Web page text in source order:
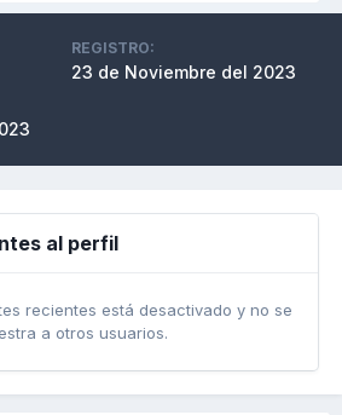
REGISTRO:
23 de Noviembre del 2023
al perfil
recientes está desactivado y no se
a otros usuarios.